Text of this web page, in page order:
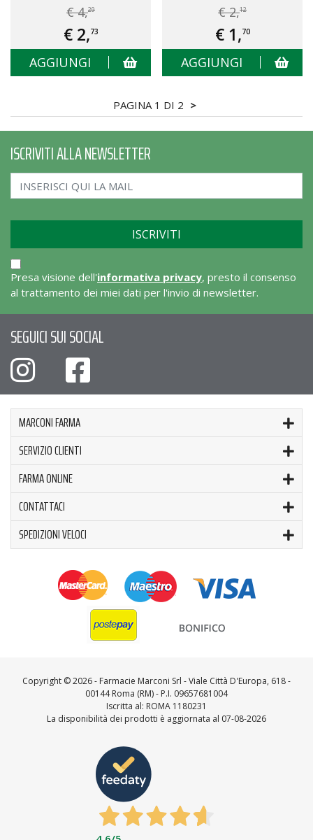
€ 4,29
€ 2,73
AGGIUNGI
€ 2,12
€ 1,70
AGGIUNGI
PAGINA 1 DI 2 >
ISCRIVITI ALLA NEWSLETTER
Presa visione dell'informativa privacy, presto il consenso
al trattamento dei miei dati per l'invio di newsletter.
SEGUICI SUI SOCIAL
MARCONI FARMA
SERVIZIO CLIENTI
FARMA ONLINE
CONTATTACI
SPEDIZIONI VELOCI
Copyright ©2026 - Farmacie Marconi Srl - Viale Città D'Europa, 618 -
00144 Roma (RM) - P.I. 09657681004
Iscritta al: ROMA 1180231
La disponibilità dei prodotti è aggiornata al 07-08-2026